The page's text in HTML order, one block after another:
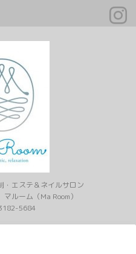
・エステ＆ネイルサロン
ルーム（Ma Room）
5684